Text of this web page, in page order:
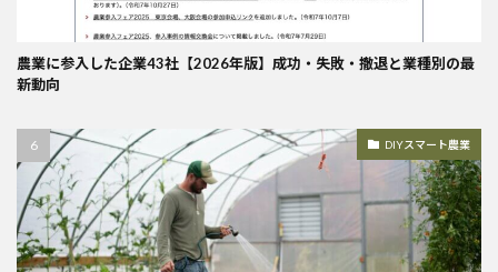
農業に参入した企業43社【2026年版】成功・失敗・撤退と業種別の最
新動向
DIYスマート農業